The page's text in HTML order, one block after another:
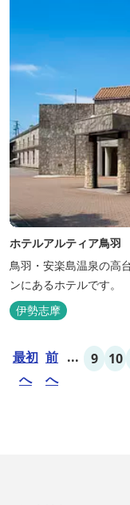
ホテルアルティア鳥羽
鳥羽・安楽島温泉の高
ンにあるホテルです。
伊勢志摩
最初
へ
前
へ
... 9 10